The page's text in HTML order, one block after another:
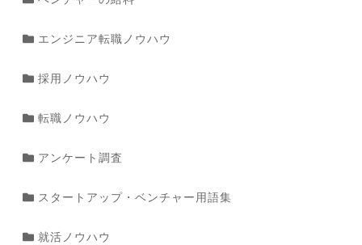
エンジニア転職ノウハウ
採用ノウハウ
転職ノウハウ
アンケート調査
スタートアップ・ベンチャー用語集
就活ノウハウ